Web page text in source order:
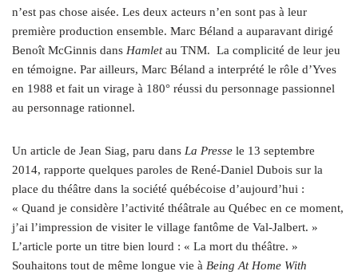
n’est pas chose aisée. Les deux acteurs n’en sont pas à leur
première production ensemble. Marc Béland a auparavant dirigé
Benoît McGinnis dans Hamletau TNM. La complicité de leur jeu
en témoigne. Par ailleurs, Marc Béland a interprété le rôle d’Yves
en 1988 et fait un virage à 180° réussi du personnage passionnel
au personnage rationnel.
Un article de Jean Siag, paru dans La Presse le 13 septembre
2014, rapporte quelques paroles de René-Daniel Dubois sur la
place du théâtre dans la société québécoise d’aujourd’hui :
« Quand je considère l’activité théâtrale au Québec en ce moment,
j’ai l’impression de visiter le village fantôme de Val-Jalbert. »
L’article porte un titre bien lourd : « La mort du théâtre. »
Souhaitons tout de même longue vie à Being At Home With